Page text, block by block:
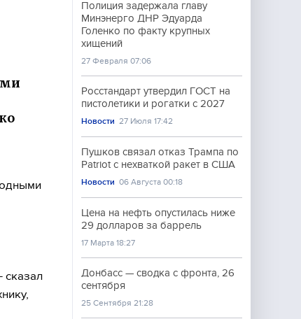
сказал
Полиция задержала главу
Минэнерго ДНР Эдуарда
Голенко по факту крупных
хищений
27 Февраля 07:06
Росстандарт утвердил ГОСТ на
пистолетики и рогатки с 2027
Новости 27 Июля 17:42
Пушков связал отказ Трампа по
Patriot с нехваткой ракет в США
Новости 06 Августа 00:18
Цена на нефть опустилась ниже
29 долларов за баррель
17 Марта 18:27
Донбасс — сводка с фронта, 26
сентября
25 Сентября 21:28